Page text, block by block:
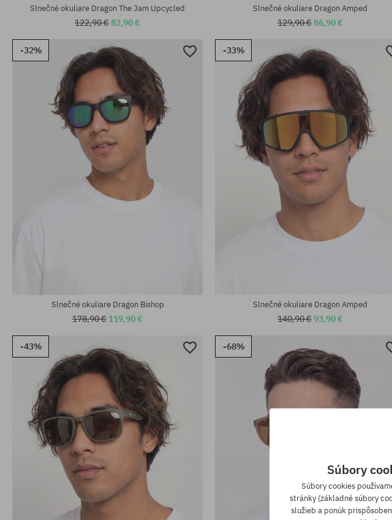
Slnečné okuliare Dragon The Jam Upcycled
122,90 €82,90 €
Slnečné okuliare Dragon Amped
129,90 €86,90 €
-32%
Slnečné okuliare Dragon Bishop
178,90 € 119,90 €
-33%
Slnečné okuliare Dragon Amped
140,90 €93,90 €
-43% -68%
Súbory
Súbory cookies
stránky (základné súbory
služieb a ponúk